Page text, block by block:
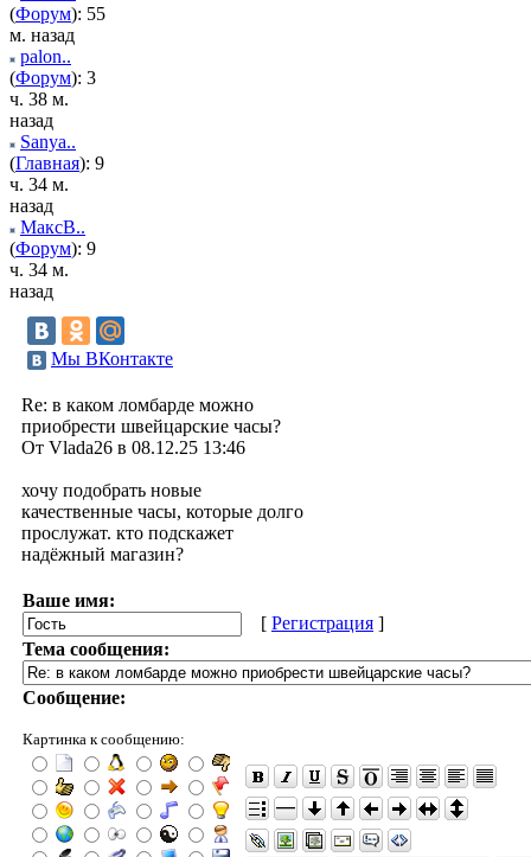
(Форум): 55
м. назад
palon..
(Форум): 3
ч. 38 м.
назад
Sanya..
(Главная): 9
ч. 34 м.
назад
МаксВ..
(Форум): 9
ч. 34 м.
назад
Мы ВКонтакте
Re: в каком ломбарде можно
приобрести швейцарские часы?
От Vlada26 в 08.12.25 13:46
хочу подобрать новые
качественные часы, которые долго
прослужат. кто подскажет
надёжный магазин?
Ваше имя:
[ Регистрация ]
Тема сообщения:
Сообщение:
Картинка к сообщению: